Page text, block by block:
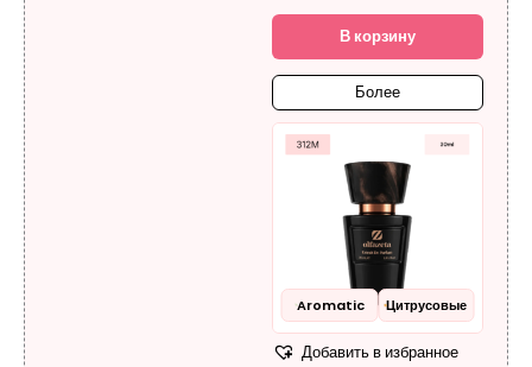
В корзину
Более
Aromatic Цитрусовые
Добавить в избранное